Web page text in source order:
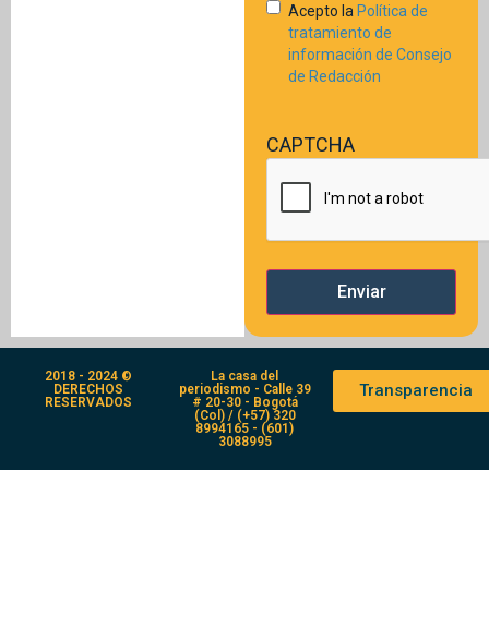
Acepto la Política de
tratamiento de
información de Consejo
de Redacción
CAPTCHA
2018 - 2024 ©
DERECHOS
RESERVADOS
La casa del
periodismo - Calle 39
# 20-30 - Bogotá
(Col) / (+57) 320
8994165 - (601)
3088995
Transparencia